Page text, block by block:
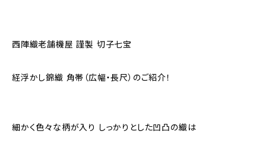
西陣織老舗機屋 謹製 切子七宝
経浮かし錦織 角帯（広幅・長尺）のご紹介！
細かく色々な柄が入り しっかりとした凹凸の織は